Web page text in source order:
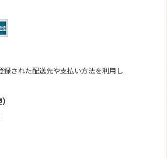
された配送先や支払い方法を利用し